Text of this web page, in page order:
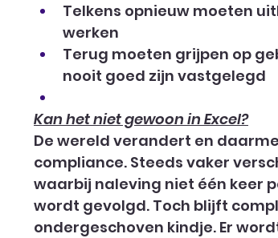
Telkens opnieuw moeten
werken
Terug moeten grijpen op
nooit goed zijn vastgelegd
Kan het niet gewoon in Excel?
De wereld verandert en
compliance. Steeds vaker
waarbij naleving niet één keer
wordt gevolgd. Toch blijft
ondergeschoven kindje. Er